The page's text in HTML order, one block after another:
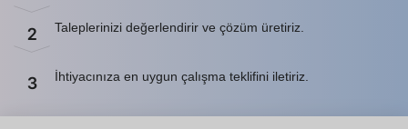
2 Taleplerinizi değerlendirir ve çözüm üretiriz.
3 İhtiyacınıza en uygun çalışma teklifini iletiriz.